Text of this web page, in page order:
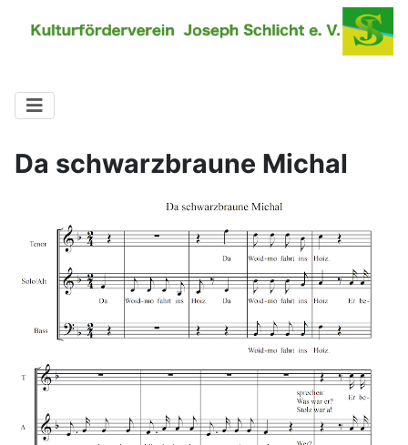
Da schwarzbraune Michal